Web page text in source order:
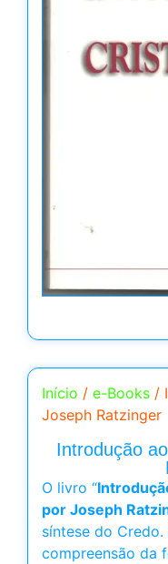
Início / e-Books /
Joseph Ratzinger
Introdução
O livro “
por Joseph
síntese do
compreensão da